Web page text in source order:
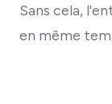
Sans cela,
en même